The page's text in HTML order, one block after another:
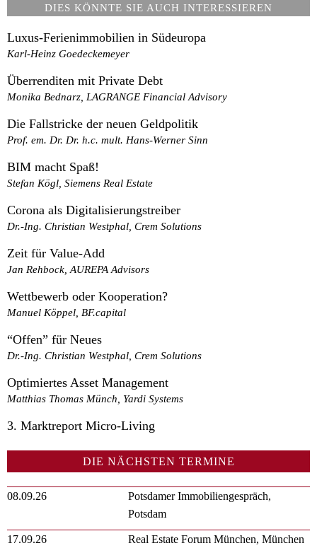
DIES KÖNNTE SIE AUCH INTERESSIEREN
Luxus-Ferienimmobilien in Südeuropa
Karl-Heinz Goedeckemeyer
Überrenditen mit Private Debt
Monika Bednarz, LAGRANGE Financial Advisory
Die Fallstricke der neuen Geldpolitik
Prof. em. Dr. Dr. h.c. mult. Hans-Werner Sinn
BIM macht Spaß!
Stefan Kögl, Siemens Real Estate
Corona als Digitalisierungstreiber
Dr.-Ing. Christian Westphal, Crem Solutions
Zeit für Value-Add
Jan Rehbock, AUREPA Advisors
Wettbewerb oder Kooperation?
Manuel Köppel, BF.capital
“Offen” für Neues
Dr.-Ing. Christian Westphal, Crem Solutions
Optimiertes Asset Management
Matthias Thomas Münch, Yardi Systems
3. Marktreport Micro-Living
DIE NÄCHSTEN TERMINE
08.09.26
Potsdamer Immobiliengespräch,
Potsdam
17.09.26 Real Estate Forum München, München